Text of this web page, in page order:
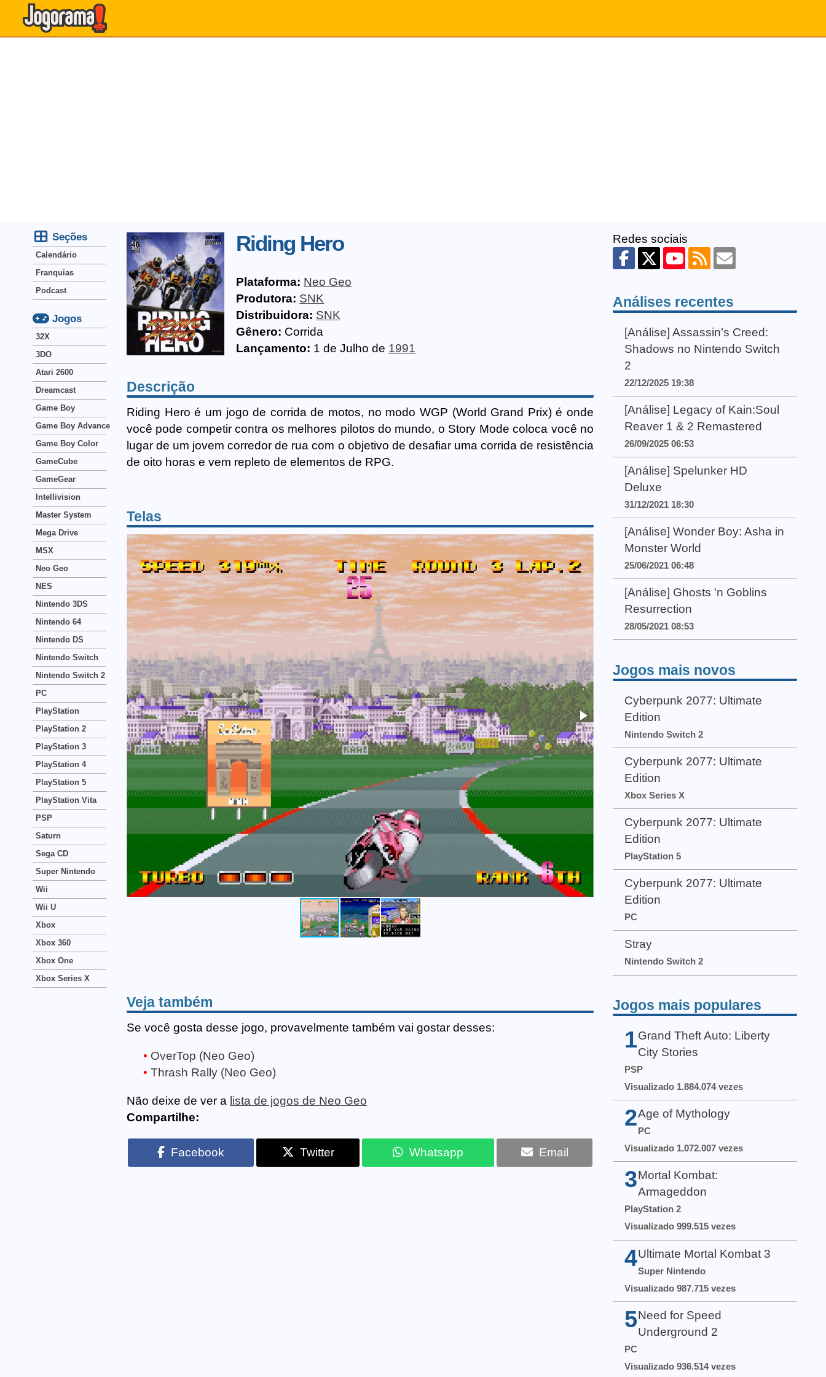
Riding Hero
Plataforma: Neo Geo
Produtora: SNK
Distribuidora: SNK
Gênero: Corrida
Lançamento: 1 de Julho de 1991
Descrição
Riding Hero é um jogo de corrida de motos, no modo WGP (World Grand Prix) é onde
você pode competir contra os melhores pilotos do mundo, o Story Mode coloca você no
lugar de um jovem corredor de rua com o objetivo de desafiar uma corrida de resistência
de oito horas e vem repleto de elementos de RPG.
Telas
Veja também
Se você gosta desse jogo, provavelmente também vai gostar desses:
OverTop (Neo Geo)
Thrash Rally (Neo Geo)
Não deixe de ver a lista de jogos de Neo Geo
Compartilhe:
Facebook Twitter Whatsapp Email
Seções
Calendário
Franquias
Podcast
Jogos
32X
3DO
Atari 2600
Dreamcast
Game Boy
Game Boy Advance
Game Boy Color
GameCube
GameGear
Intellivision
Master System
Mega Drive
MSX
Neo Geo
NES
Nintendo 3DS
Nintendo 64
Nintendo DS
Nintendo Switch
Nintendo Switch 2
PC
PlayStation
PlayStation 2
PlayStation 3
PlayStation 4
PlayStation 5
PlayStation Vita
PSP
Saturn
Sega CD
Super Nintendo
Wii
Wii U
Xbox
Xbox 360
Xbox One
Xbox Series X
Redes sociais
Análises recentes
[Análise] Assassin’s Creed:
Shadows no Nintendo Switch
2
22/12/2025 19:38
[Análise] Legacy of Kain:Soul
Reaver 1 & 2 Remastered
26/09/2025 06:53
[Análise] Spelunker HD
Deluxe
31/12/2021 18:30
[Análise] Wonder Boy: Asha in
Monster World
25/06/2021 06:48
[Análise] Ghosts 'n Goblins
Resurrection
28/05/2021 08:53
Jogos mais novos
Cyberpunk 2077: Ultimate
Edition
Nintendo Switch 2
Cyberpunk 2077: Ultimate
Edition
Xbox Series X
Cyberpunk 2077: Ultimate
Edition
PlayStation 5
Cyberpunk 2077: Ultimate
Edition
PC
Stray
Nintendo Switch 2
Jogos mais populares
1 Grand Theft Auto: Liberty
City Stories
PSP
Visualizado 1.884.074 vezes
2Age of Mythology
PC
Visualizado 1.072.007 vezes
3 Mortal Kombat:
Armageddon
PlayStation 2
Visualizado 999.515 vezes
4 Ultimate Mortal Kombat 3
Super Nintendo
Visualizado 987.715 vezes
5 Need for Speed
Underground 2
PC
Visualizado 936.514 vezes